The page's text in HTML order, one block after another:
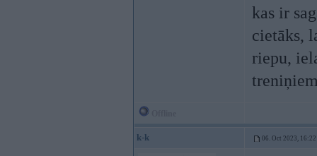
kas ir
cietāks,
riepu,
k-k 06. Oct 2023, 16:22